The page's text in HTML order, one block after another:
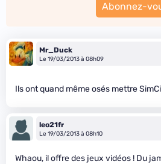
Abonnez-
Mr_Duck
Le 19/03/2013 à 08h09
Ils ont quand même osés mettre
leo21fr
Le 19/03/2013 à 08h10
Whaou, il offre des jeux vidéos ! Du